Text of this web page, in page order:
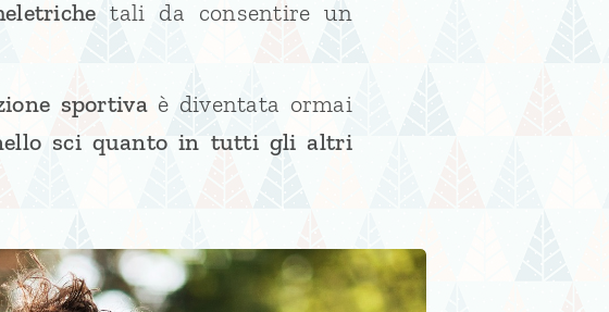
tali da consentire un
sportivaè diventata ormai
sci quanto in tutti gli altri